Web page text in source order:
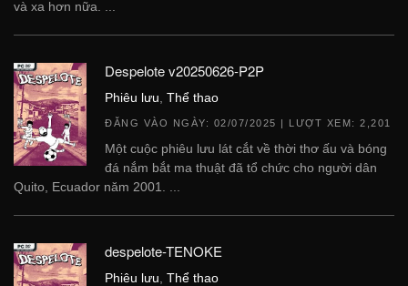
và xa hơn nữa. ...
Despelote v20250626-P2P
Phiêu lưu Thể thao
ĐĂNG VÀO NGÀY: 02/07/2025 | LƯỢT XEM: 2,201
Một cuộc phiêu lưu lát cắt về thời thơ ấu và bóng
đá nắm bắt ma thuật đã tổ chức cho người dân
Quito, Ecuador năm 2001. ...
despelote-TENOKE
Phiêu lưu Thể thao